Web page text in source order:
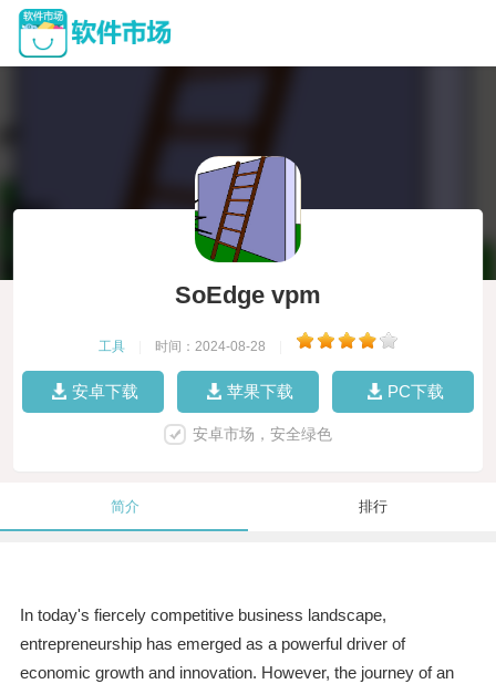
SoEdge vpm
工具 时间：2024-08-28
安卓下载 苹果下载 PC下载
安卓市场，安全绿色
简介 排行
In today's fiercely competitive business landscape,
entrepreneurship has emerged as a powerful driver of
economic growth and innovation. However, the journey of an